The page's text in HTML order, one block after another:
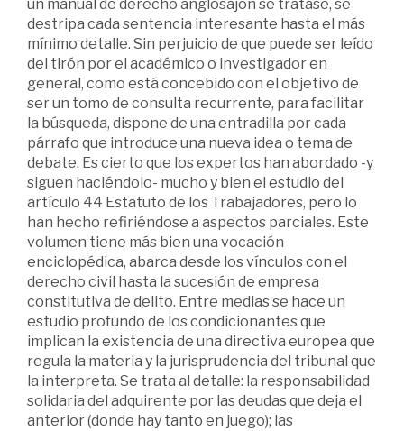
un manual de derecho anglosajón se tratase, se
destripa cada sentencia interesante hasta el más
mínimo detalle. Sin perjuicio de que puede ser leído
del tirón por el académico o investigador en
general, como está concebido con el objetivo de
ser un tomo de consulta recurrente, para facilitar
la búsqueda, dispone de una entradilla por cada
párrafo que introduce una nueva idea o tema de
debate. Es cierto que los expertos han abordado -y
siguen haciéndolo- mucho y bien el estudio del
artículo 44 Estatuto de los Trabajadores, pero lo
han hecho refiriéndose a aspectos parciales. Este
volumen tiene más bien una vocación
enciclopédica, abarca desde los vínculos con el
derecho civil hasta la sucesión de empresa
constitutiva de delito. Entre medias se hace un
estudio profundo de los condicionantes que
implican la existencia de una directiva europea que
regula la materia y la jurisprudencia del tribunal que
la interpreta. Se trata al detalle: la responsabilidad
solidaria del adquirente por las deudas que deja el
anterior (donde hay tanto en juego); las